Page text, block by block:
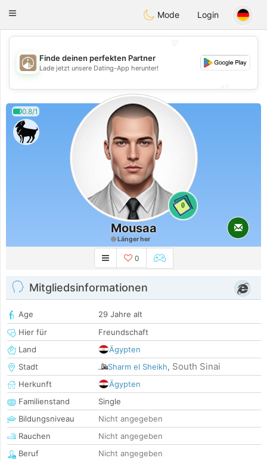
ahebik
Toggle
Mode Login
💖
💕
Finde deinen perfekten Partner
Lade jetzt unsere Dating-App herunter!
0.8/1
0
Mousaa
Länger her
0
Mitgliedsinformationen
Age
29 Jahre alt
Hier für
Freundschaft
Land
Ägypten
Stadt
Sharm el Sheikh, South Sinai
Herkunft
Ägypten
Familienstand
Single
Bildungsniveau
Nicht angegeben
Rauchen
Nicht angegeben
Beruf
Nicht angegeben